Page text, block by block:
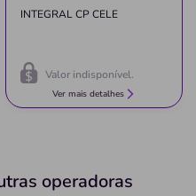
saúdeINTEGRAL CP CELE
Valor indisponível.
Ver mais detalhes
operadoras